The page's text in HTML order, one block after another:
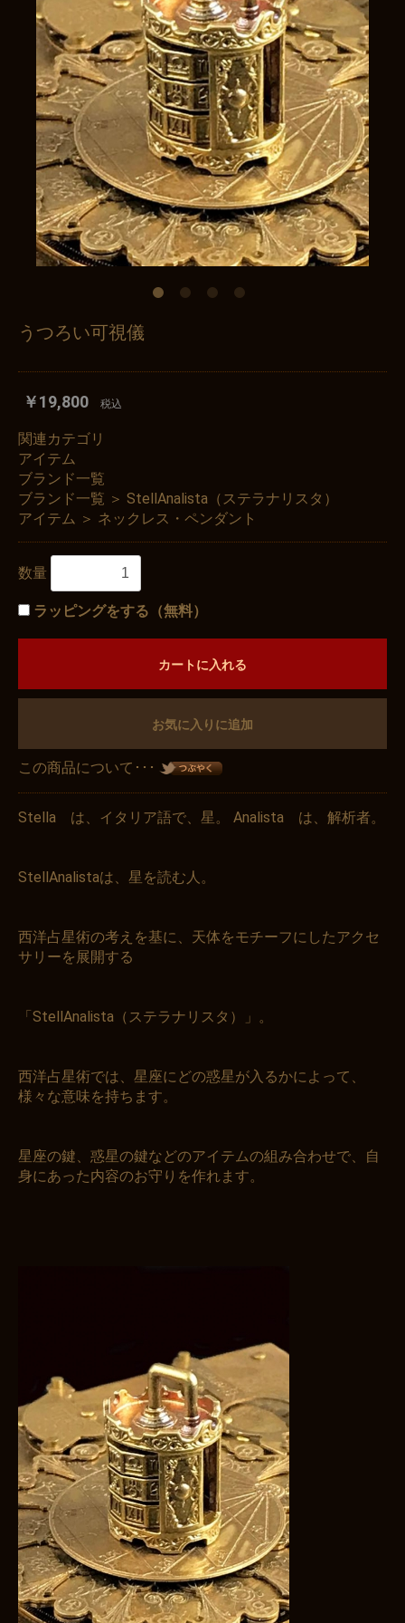
うつろい可視儀
￥19,800 税込
関連カテゴリ
アイテム
ブランド一覧
ブランド一覧 ＞ StellAnalista（ステラナリスタ）
アイテム ＞ ネックレス・ペンダント
数量
ラッピングをする（無料）
カートに入れる
お気に入りに追加
この商品について･･･
Stella は、イタリア語で、星。 Analista は、解析者。
StellAnalistaは、星を読む人。
西洋占星術の考えを基に、天体をモチーフにしたアクセ
サリーを展開する
「StellAnalista（ステラナリスタ）」。
西洋占星術では、星座にどの惑星が入るかによって、
様々な意味を持ちます。
星座の鍵、惑星の鍵などのアイテムの組み合わせで、自
身にあった内容のお守りを作れます。